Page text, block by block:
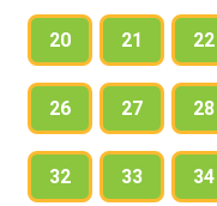
в классе.
сведениями о
вас.
20 21 22
26 27 28
32 33 34